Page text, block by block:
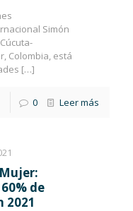
Simón
Colombia, está
[…]
0 Leer más
de
2021